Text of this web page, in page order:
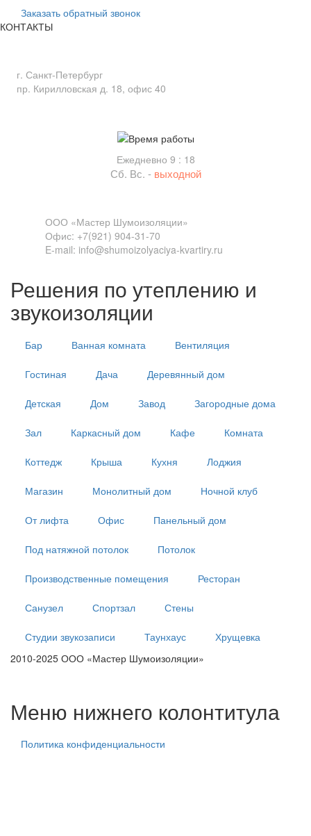
Заказать обратный звонок
КОНТАКТЫ
г. Санкт-Петербург
пр. Кирилловская д. 18, офис 40
Ежедневно 9 : 18
Сб. Вс. - выходной
ООО «Мастер Шумоизоляции»
Офис: +7(921) 904-31-70
E-mail: info@shumoizolyaciya-kvartiry.ru
Решения по утеплению и
звукоизоляции
Бар Ванная комната Вентиляция
Гостиная Дача Деревянный дом
Детская Дом Завод Загородные дома
Зал Каркасный дом Кафе Комната
Коттедж Крыша Кухня Лоджия
Магазин Монолитный дом Ночной клуб
От лифта Офис Панельный дом
Под натяжной потолок Потолок
Производственные помещения Ресторан
Санузел Спортзал Стены
Студии звукозаписи Таунхаус
Хрущевка
2010-2025 ООО «Мастер Шумоизоляции»
Меню нижнего колонтитула
Политика конфиденциальности